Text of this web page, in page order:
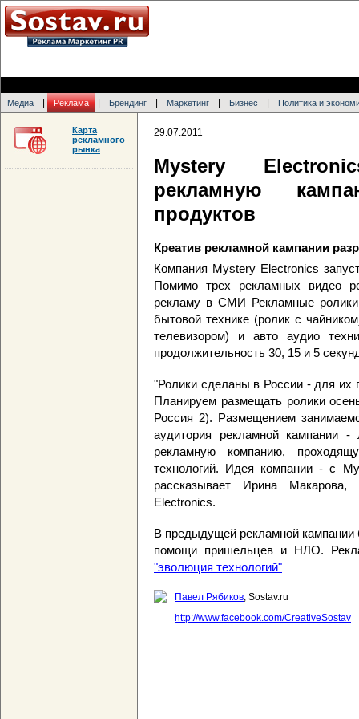
Медиа Реклама Брендинг Маркетинг Бизнес Политика и
29.07.2011
Mystery
рекламную
продуктов
Креатив рекламной кампании
Компания Mystery Electronics
Помимо трех рекламных видео
рекламу в СМИ Рекламные
бытовой технике (ролик с
телевизором) и авто аудио
продолжительность 30, 15 и 5
"Ролики сделаны в России - для их
Планируем размещать ролики
Россия 2). Размещением
аудитория рекламной
рекламную компанию,
технологий. Идея компании - с
рассказывает Ирина
Electronics.
В предыдущей рекламной кампании
помощи пришельцев и НЛО.
"эволюция технологий"
Павел Рябиков, Sostav.ru
http://www.facebook.com/CreativeSostav
Карта
рекламного
рынка